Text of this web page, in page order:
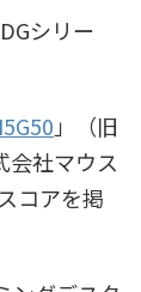
シリー
」（旧
会社マウス
コアを掲